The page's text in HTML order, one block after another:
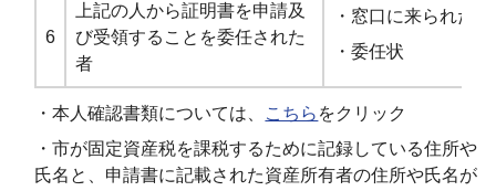
6
上記の人から証明書を申請及
び受領することを委任された
者
・窓口に来られた
・委任状
・本人確認書類については、 こちら をクリック
・市が固定資産税を課税するために記録している住所や
氏名と、申請書に記載された資産所有者の住所や氏名が